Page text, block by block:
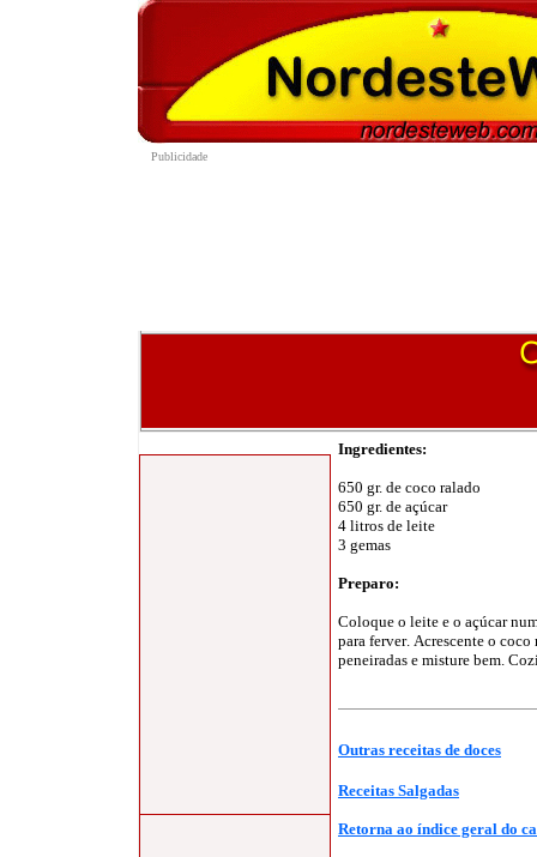
Ingredientes:
650 gr. de coco ralado
650 gr. de açúcar
4 litros de leite
3 gemas
Preparo:
Coloque o leite e o açúcar
para ferver. Acrescente o coco
peneiradas e misture bem.
Outras receitas de doces
Receitas Salgadas
Retorna ao índice geral do